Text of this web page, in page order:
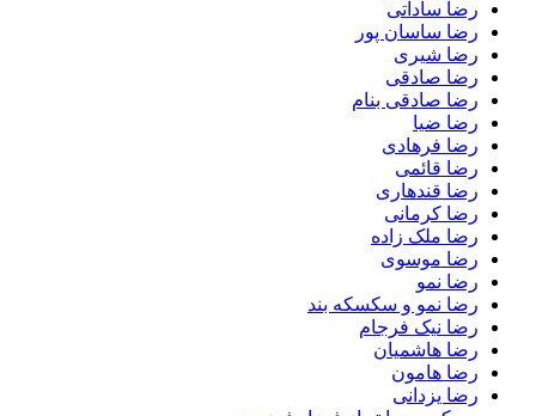
رضا ساداتی
رضا ساسان پور
رضا شیری
رضا صادقی
رضا صادقی بنام
رضا ضیا
رضا فرهادی
رضا قائمی
رضا قندهاری
رضا کرمانی
رضا ملک زاده
رضا موسوی
رضا نمو
رضا نمو و سکسکه بند
رضا نیک فرجام
رضا هاشمیان
رضا هامون
رضا یزدانی